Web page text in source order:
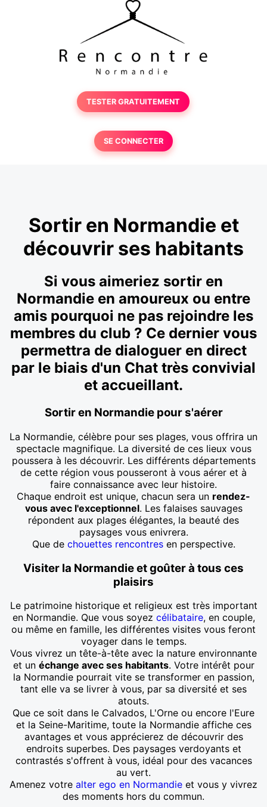
TESTER GRATUITEMENT
SE CONNECTER
Sortir en Normandie et
découvrir ses habitants
Si vous aimeriez sortir en
Normandie en amoureux ou entre
amis pourquoi ne pas rejoindre les
membres du club ? Ce dernier vous
permettra de dialoguer en direct
par le biais d'un Chat très convivial
et accueillant.
Sortir en Normandie pour s'aérer
La Normandie, célèbre pour ses plages, vous offrira un
spectacle magnifique. La diversité de ces lieux vous
poussera à les découvrir. Les différents départements
de cette région vous pousseront à vous aérer et à
faire connaissance avec leur histoire.
Chaque endroit est unique, chacun sera un rendez-
vous avec l'exceptionnel. Les falaises sauvages
répondent aux plages élégantes, la beauté des
paysages vous enivrera.
Que de chouettes rencontresen perspective.
Visiter la Normandie et goûter à tous ces
plaisirs
Le patrimoine historique et religieux est très important
en Normandie. Que vous soyez célibataire, en couple,
ou même en famille, les différentes visites vous feront
voyager dans le temps.
Vous vivrez un tête-à-tête avec la nature environnante
et un échange avec ses habitants. Votre intérêt pour
la Normandie pourrait vite se transformer en passion,
tant elle va se livrer à vous, par sa diversité et ses
atouts.
Que ce soit dans le Calvados, L'Orne ou encore l'Eure
et la Seine-Maritime, toute la Normandie affiche ces
avantages et vous apprécierez de découvrir des
endroits superbes. Des paysages verdoyants et
contrastés s'offrent à vous, idéal pour des vacances
au vert.
Amenez votre alter ego en Normandie et vous y vivrez
des moments hors du commun.